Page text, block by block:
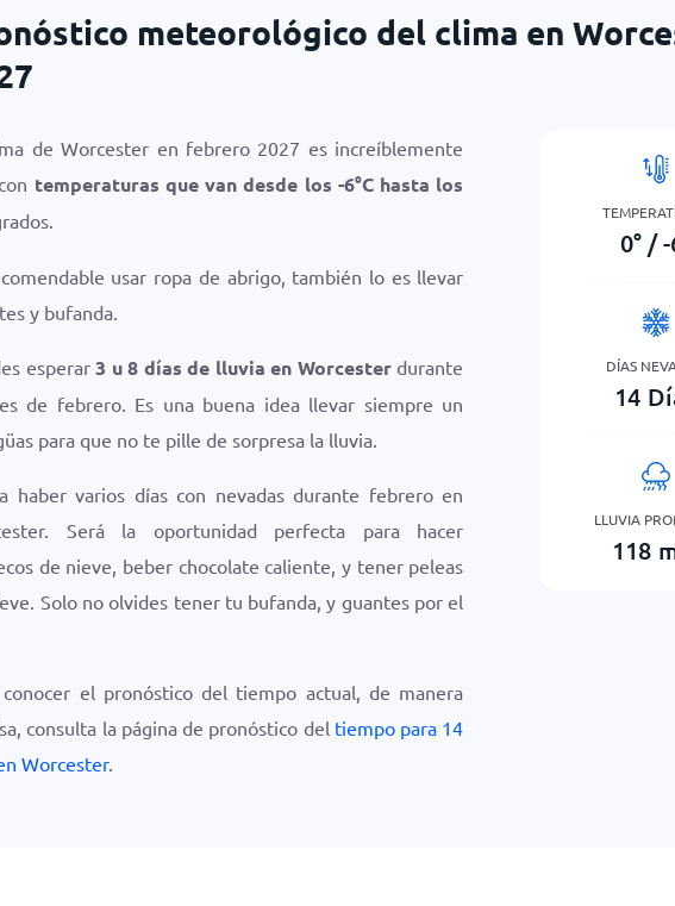
meteorológico del clima en
de Worcester en febrero 2027 es increíblemente
temperaturas que van desde los -6°Chasta los
usar ropa de abrigo, también lo es llevar
y bufanda.
esperar3 u 8 días de lluvia en Worcesterdurante
de febrero. Es una buena idea llevar siempre un
para que no te pille de sorpresa la lluvia.
haber varios días con nevadas durante febrero en
Será la oportunidad perfecta para hacer
de nieve, beber chocolate caliente, y tener peleas
Solo no olvides tener tu bufanda, y guantes por el
conocer el pronóstico del tiempo actual, de manera
consulta la página de pronóstico del tiempo para 14
Worcester.
0° /
DÍAS
14
LLUVIA
118